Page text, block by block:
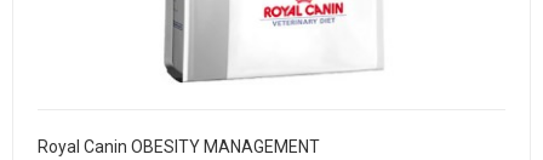
Royal Canin OBESITY MANAGEMENT